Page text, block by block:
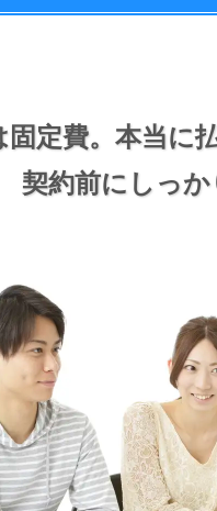
定費。 本当に
契約前にしっか